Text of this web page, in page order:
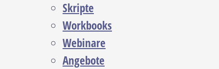
Skripte
Workbooks
Webinare
Angebote